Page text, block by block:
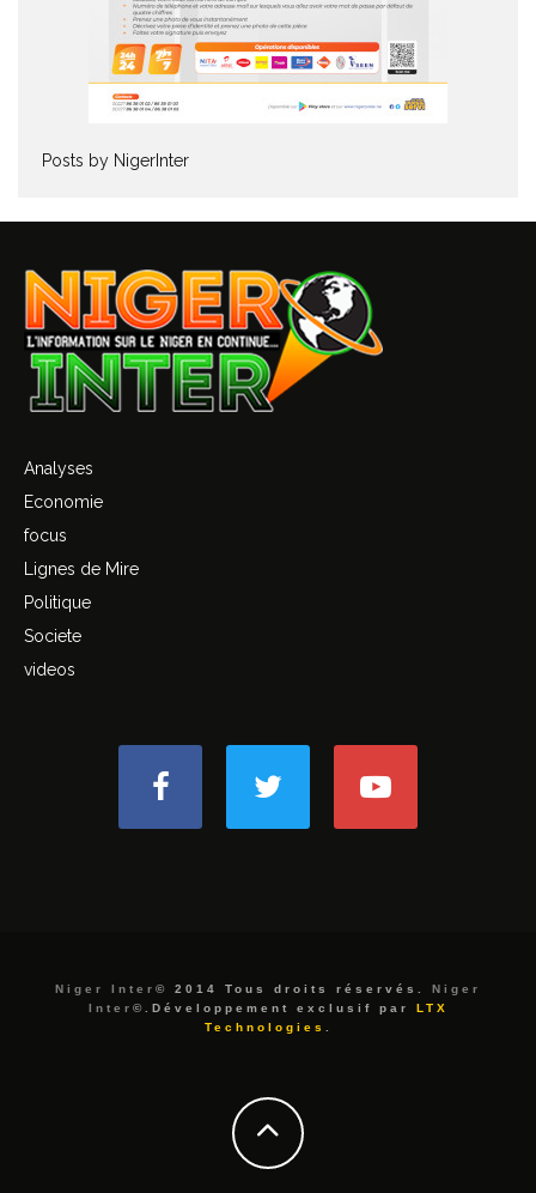
Posts by NigerInter
Analyses
Economie
focus
Lignes de Mire
Politique
Societe
videos
Niger Inter © 2014 Tous droits réservés. Niger
Inter ©.Développement exclusif par LTX
Technologies